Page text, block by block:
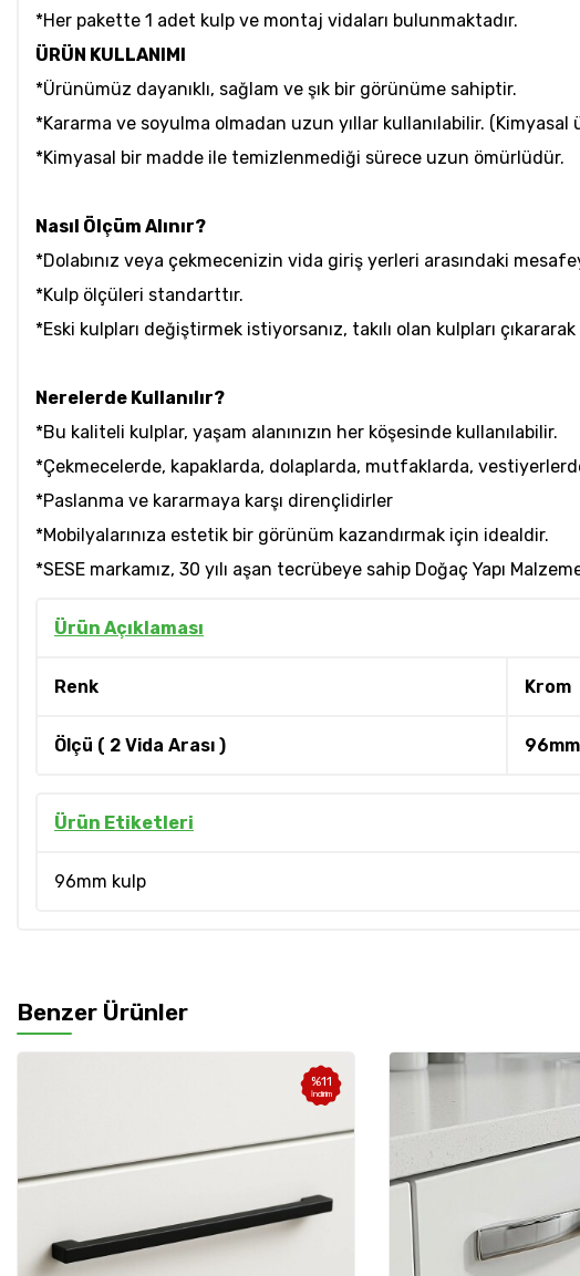
*Her pakette 1 adet kulp ve montaj vidaları bulunmaktadır.
ÜRÜN KULLANIMI
*Ürünümüz dayanıklı, sağlam ve şık bir görünüme sahiptir.
*Kararma ve soyulma olmadan uzun yıllar kullanılabilir.
*Kimyasal bir madde ile temizlenmediği sürece uzun ömürlüdür.
Nasıl Ölçüm Alınır?
*Dolabınız veya çekmecenizin vida giriş yerleri arasındaki
*Kulp ölçüleri standarttır.
*Eski kulpları değiştirmek istiyorsanız, takılı olan kulpları
Nerelerde Kullanılır?
*Bu kaliteli kulplar, yaşam alanınızın her köşesinde kullanılabilir.
*Çekmecelerde, kapaklarda, dolaplarda, mutfaklarda,
*Paslanma ve kararmaya karşı dirençlidirler
*Mobilyalarınıza estetik bir görünüm kazandırmak için idealdir.
*SESE markamız, 30 yılı aşan tecrübeye sahip Doğaç Yapı
Ürün Açıklaması
Renk Krom
Ölçü ( 2 Vida Arası ) 96mm
Ürün Etiketleri
96mm kulp
Benzer Ürünler
%2
İndirim